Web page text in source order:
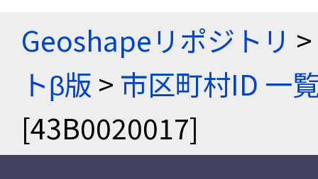
Geoshapeリポジトリ >
トβ版 > 市区町村ID 一
[43B0020017]